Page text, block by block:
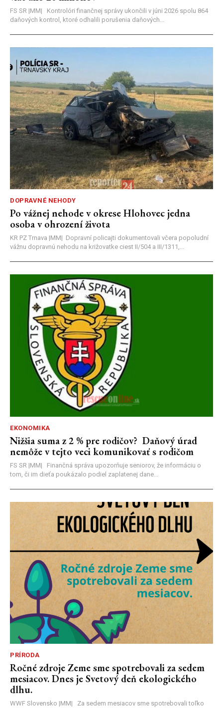
FS SR |MM| Kontrolóri finančnej správy ukončili v júni 2026 spolu 864
daňových kontrol, ktoré odhalili porušenia daňových...
DOPRAVNÉ NEHODY
Po vážnej nehode v okrese Hlohovec jedna
osoba v ohrození života
KR PZ Trnava |MM| Dopravní policajti dokumentovali včera popoludní
vážnu dopravnú nehodu na križovatke ciest II/504 a III/1311,...
EKONOMIKA
Nižšia suma z 2 % pre rodičov? Daňový úrad
nemôže v tejto veci komunikovať s rodičom
FS SR |MM| Finančná správa upozorňuje seniorov, že informáciu o
tom, či im dieťa poukázalo podiel zaplatenej dane...
PRÍRODA
Ročné zdroje Zeme sme spotrebovali za sedem
mesiacov. Dnes je Svetový deň ekologického
dlhu.
WWF Slovensko |MM| Za sedem mesiacov sme spotrebovali toľko